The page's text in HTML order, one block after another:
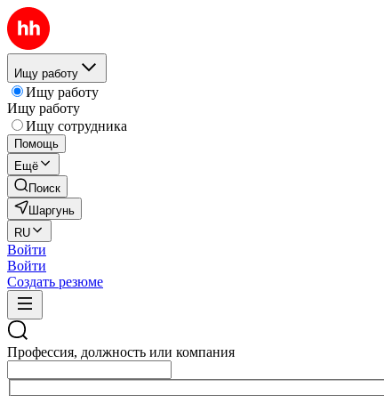
Ищу работу
Ищу работу
Ищу работу
Ищу сотрудника
Помощь
Ещё
Поиск
Шаргунь
RU
Войти
Войти
Создать резюме
Профессия, должность или компания